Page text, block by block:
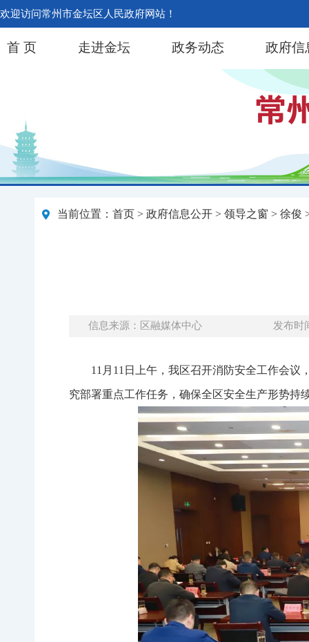
欢迎访问常州市金坛区人民政府网站！
首 页 走进金坛 政务动态 政府信
当前位置： 首页 > 政府信息公开 > 领导之窗 > 徐俊
信息来源：区融媒体中心 发布时
11月11日上午，我区召开消防安全工作会
究部署重点工作任务，确保全区安全生产形势持